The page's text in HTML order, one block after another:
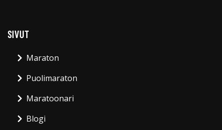
SIVUT
Maraton
Puolimaraton
Maratoonari
Blogi